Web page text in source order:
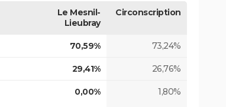
Le Mesnil-
Lieubray
Circonscription
70,59% 73,24%
29,41% 26,76%
0,00% 1,80%